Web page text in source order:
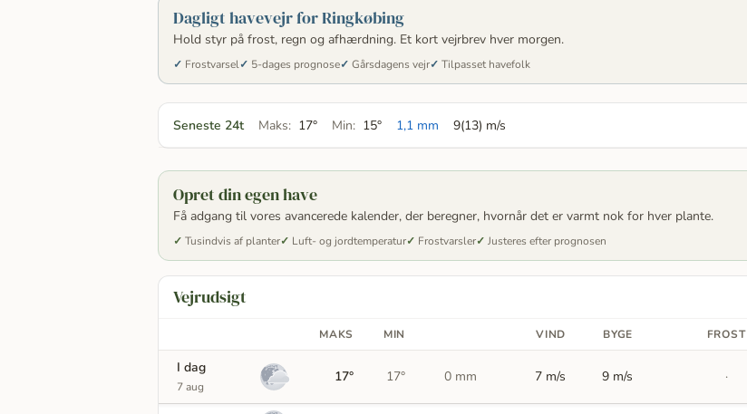
Dagligt havevejr for Ringkøbing
Hold styr på frost, regn og afhærdning. Et kort vejrbrev hver morgen.
Frostvarsel 5-dages prognose Gårsdagens vejr Tilpasset havefolk
Seneste 24t Maks: 17° Min: 15° 1,1 mm 9(13) m/s
Opret din egen have
Få adgang til vores avancerede kalender, der beregner, hvornår det er varmt nok for hver plante.
Tusindvis af planter Luft- og jordtemperatur Frostvarsler Justeres efter prognosen
Vejrudsigt
MAKS MIN VIND BYGE FROST
I dag
7 aug
17° 17° 0 mm 7 m/s 9 m/s ·